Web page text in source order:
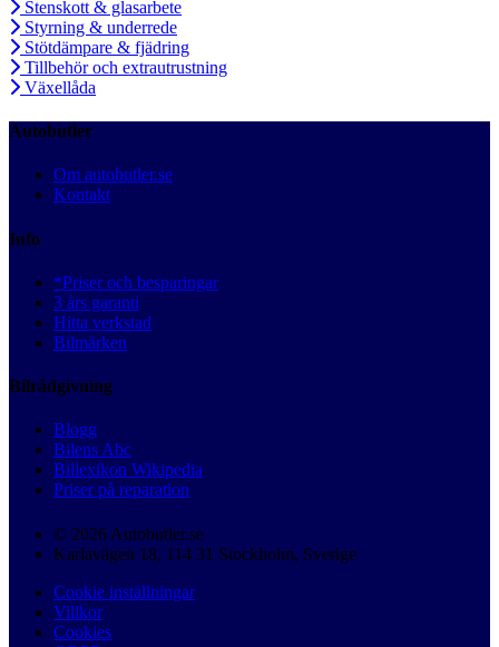
Stenskott & glasarbete
Styrning & underrede
Stötdämpare & fjädring
Tillbehör och extrautrustning
Växellåda
Autobutler
Om autobutler.se
Kontakt
Info
*Priser och besparingar
3 års garanti
Hitta verkstad
Bilmärken
Bilrådgivning
Blogg
Bilens Abc
Billexikon Wikipedia
Priser på reparation
© 2026 Autobutler.se
Karlavägen 18, 114 31 Stockholm, Sverige
Cookie inställningar
Villkor
Cookies